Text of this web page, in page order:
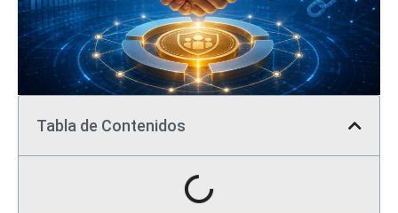
Tabla de Contenidos